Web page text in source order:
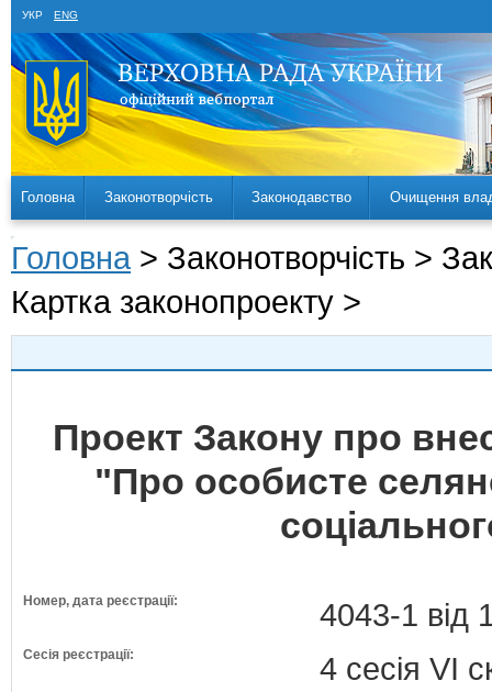
УКР ENG
Головна Законотворчість Законодавство Очищення
Головна > Законотворчість >
Картка законопроекту >
Проект Закону про
"Про особисте
Номер, дата реєстрації: 4043-1 від
Сесія реєстрації: 4 сесія VI